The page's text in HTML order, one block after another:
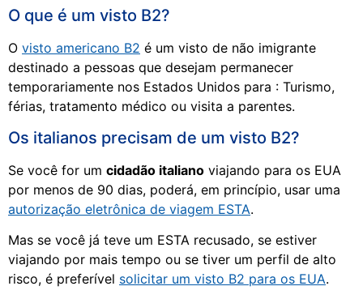
O que é um visto B2?
O visto americano B2 é um visto de não imigrante
destinado a pessoas que desejam permanecer
temporariamente nos Estados Unidos para : Turismo,
férias, tratamento médico ou visita a parentes.
Os italianos precisam de um visto B2?
Se você for um cidadão italiano viajando para os EUA
por menos de 90 dias, poderá, em princípio, usar uma
autorização eletrônica de viagem ESTA.
Mas se você já teve um ESTA recusado, se estiver
viajando por mais tempo ou se tiver um perfil de alto
risco, é preferível solicitar um visto B2 para os EUA.